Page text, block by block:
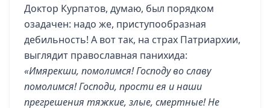
Доктор Курпатов, думаю, был порядком
озадачен: надо же, приступообразная
дебильность! А вот так, на страх Патриархии,
выглядит православная панихида:
«Имярекши, помолимся! Господу во славу
помолимся! Господи, прости ея и наши
прегрешения тяжкие, злые, смертные! Не